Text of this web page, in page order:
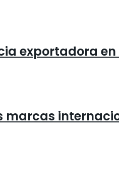
exportadora en
marcas